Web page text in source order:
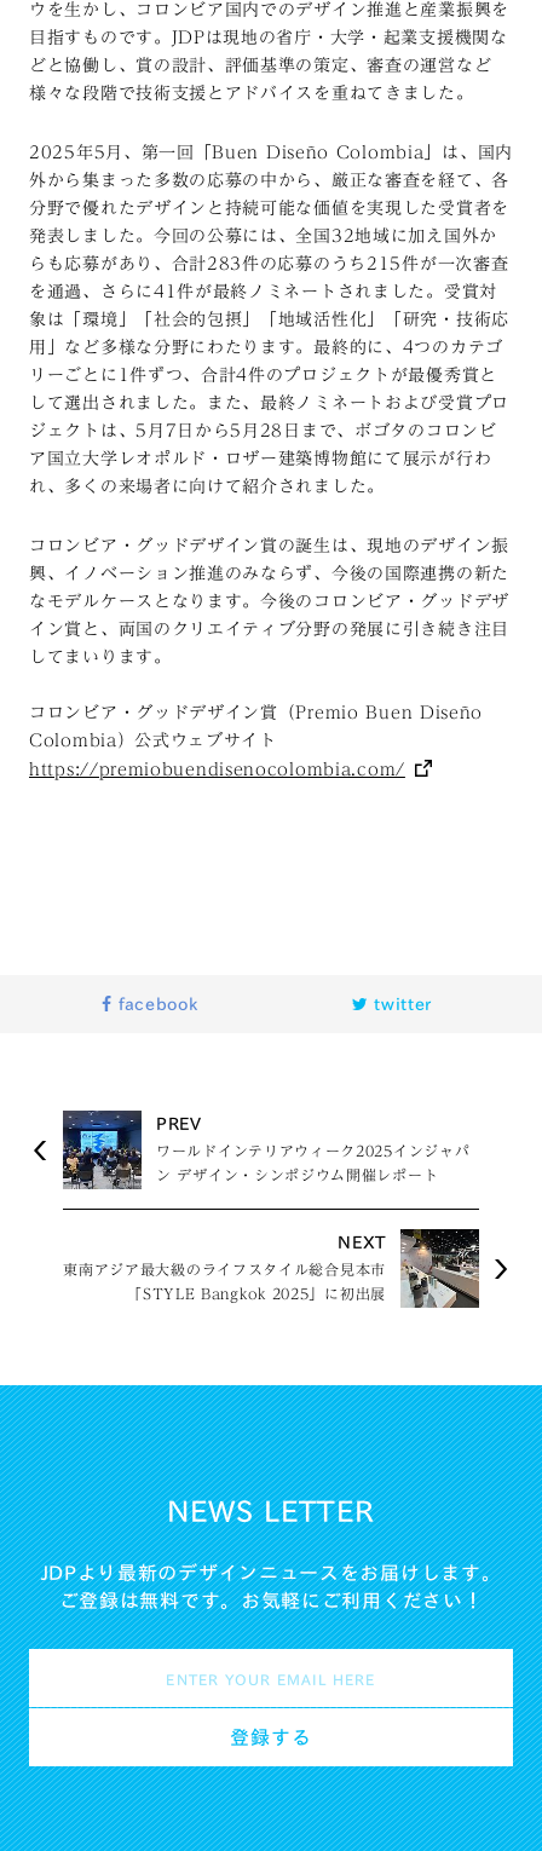
ウを生かし、コロンビア国内でのデザイン推進と産業振興を
目指すものです。JDPは現地の省庁・大学・起業支援機関な
どと協働し、賞の設計、評価基準の策定、審査の運営など
様々な段階で技術支援とアドバイスを重ねてきました。
2025年5月、第一回「Buen Diseño Colombia」は、国内
外から集まった多数の応募の中から、厳正な審査を経て、各
分野で優れたデザインと持続可能な価値を実現した受賞者を
発表しました。今回の公募には、全国32地域に加え国外か
らも応募があり、合計283件の応募のうち215件が一次審査
を通過、さらに41件が最終ノミネートされました。受賞対
象は「環境」「社会的包摂」「地域活性化」「研究・技術応
用」など多様な分野にわたります。最終的に、4つのカテゴ
リーごとに1件ずつ、合計4件のプロジェクトが最優秀賞と
して選出されました。また、最終ノミネートおよび受賞プロ
ジェクトは、5月7日から5月28日まで、ボゴタのコロンビ
ア国立大学レオポルド・ロザー建築博物館にて展示が行わ
れ、多くの来場者に向けて紹介されました。
コロンビア・グッドデザイン賞の誕生は、現地のデザイン振
興、イノベーション推進のみならず、今後の国際連携の新た
なモデルケースとなります。今後のコロンビア・グッドデザ
イン賞と、両国のクリエイティブ分野の発展に引き続き注目
してまいります。
コロンビア・グッドデザイン賞（Premio Buen Diseño
Colombia）公式ウェブサイト
https://premiobuendisenocolombia.com/
facebook twitter
PREV
ワールドインテリアウィーク2025インジャパ
ン デザイン・シンポジウム開催レポート
NEXT
東南アジア最大級のライフスタイル総合見本市
「STYLE Bangkok 2025」に初出展
NEWS LETTER
JDPより最新のデザインニュースをお届けします。
ご登録は無料です。お気軽にご利用ください！